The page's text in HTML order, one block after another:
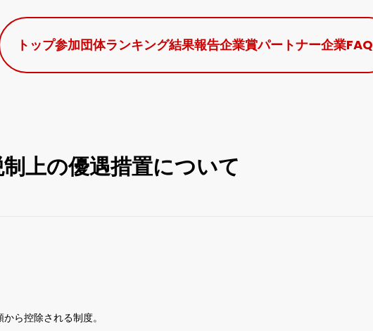
トップ参加団体ランキング結果報告企業賞パートナー企業FAQ
上の優遇措置について
ら控除される制度。